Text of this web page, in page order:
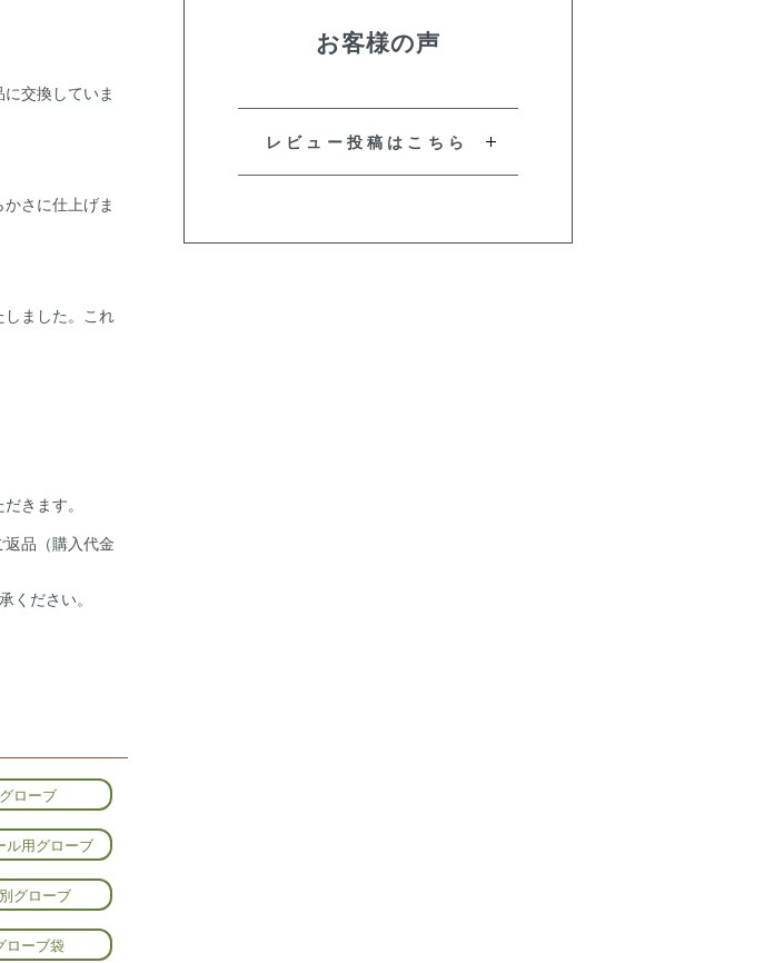
交換していま
さに仕上げま
ました。これ
きます。
返品（購入代金
ください。
ローブ
ル用グローブ
グローブ
ローブ袋
お客様の声
レビュー投稿はこちら